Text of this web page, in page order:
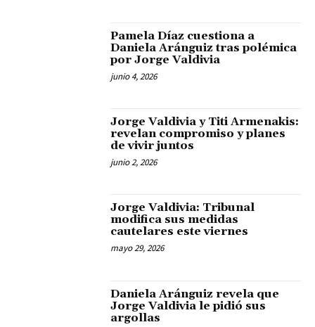
Pamela Díaz cuestiona a
Daniela Aránguiz tras polémica
por Jorge Valdivia
junio 4, 2026
Jorge Valdivia y Titi Armenakis:
revelan compromiso y planes
de vivir juntos
junio 2, 2026
Jorge Valdivia: Tribunal
modifica sus medidas
cautelares este viernes
mayo 29, 2026
Daniela Aránguiz revela que
Jorge Valdivia le pidió sus
argollas